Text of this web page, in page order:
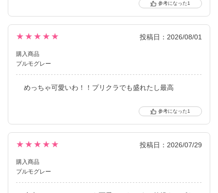
1
★★★★★ 投稿日：2026/08/01
購入商品
プルモグレー
めっちゃ可愛いわ！！プリクラでも盛れたし最高
1
★★★★★ 投稿日：2026/07/29
購入商品
プルモグレー